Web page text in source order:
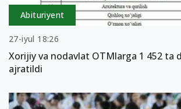
Abituriyent
27-iyul 18:26
Xorijiy va nodavlat OTMlarga 1 452 ta
ajratildi